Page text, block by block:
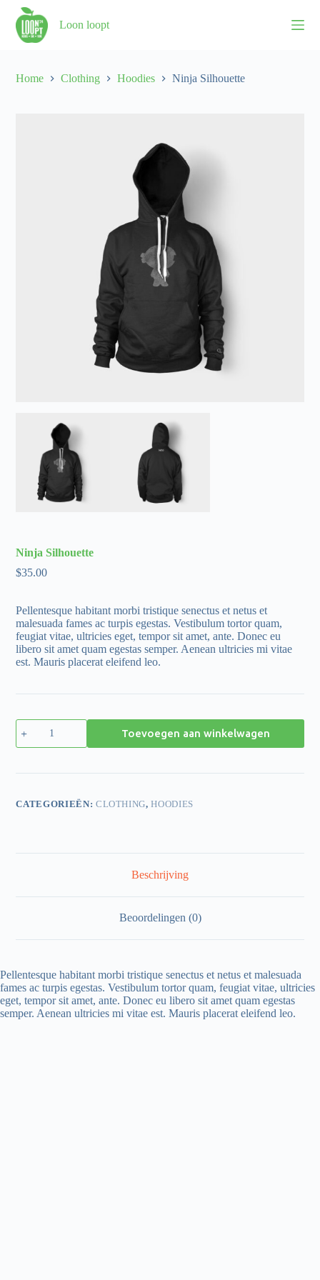
S
k
o
Loon loopt
Home Clothing Hoodies Ninja Silhouette
Ninja Silhouette
$35.00
Pellentesque habitant morbi tristique senectus et netus et
malesuada fames ac turpis egestas. Vestibulum tortor quam,
feugiat vitae, ultricies eget, tempor sit amet, ante. Donec eu
libero sit amet quam egestas semper. Aenean ultricies mi vitae
est. Mauris placerat eleifend leo.
Toevoegen aan winkelwagen
CATEGORIEËN: CLOTHING,HOODIES
Beschrijving
Beoordelingen (0)
Pellentesque habitant morbi tristique senectus et netus et malesuada
fames ac turpis egestas. Vestibulum tortor quam, feugiat vitae, ultricies
eget, tempor sit amet, ante. Donec eu libero sit amet quam egestas
semper. Aenean ultricies mi vitae est. Mauris placerat eleifend leo.